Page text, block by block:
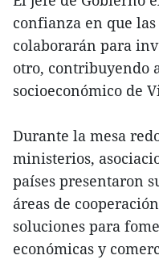
confianza en que
colaborarán para
otro, contribuyendo
socioeconómico de
Durante la mesa
ministerios,
países presentaron
áreas de
soluciones para
económicas y